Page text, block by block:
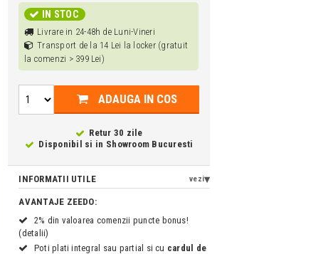
IN STOC
Livrare in 24-48h de Luni-Vineri
Transport de la 14 Lei la locker (gratuit
la comenzi > 399 Lei)
ADAUGA IN COS
Retur 30 zile
Disponibil si in Showroom Bucuresti
INFORMATII UTILE vezi
AVANTAJE ZEEDO:
2% din valoarea comenzii puncte bonus!
(detalii)
Poti plati integral sau partial si cu cardul de